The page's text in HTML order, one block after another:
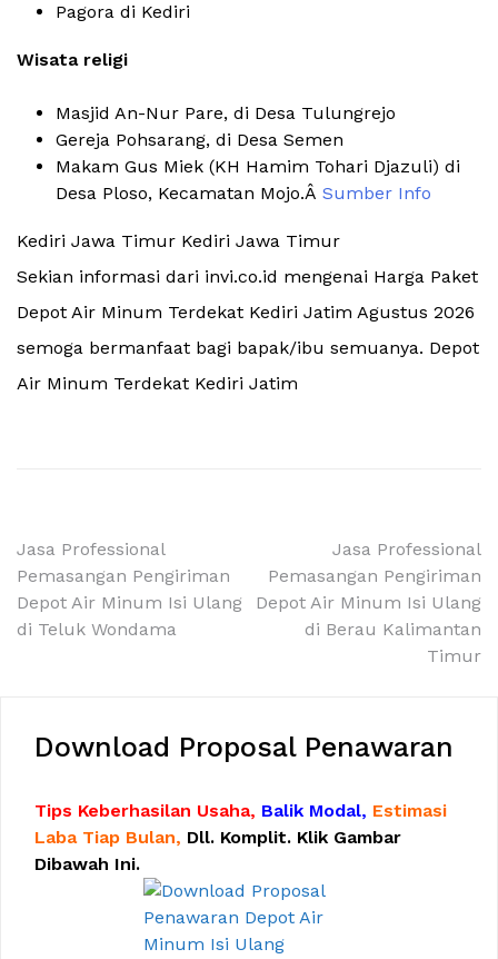
Pagora di Kediri
Wisata religi
Masjid An-Nur Pare, di Desa Tulungrejo
Gereja Pohsarang, di Desa Semen
Makam Gus Miek (KH Hamim Tohari Djazuli) di
Desa Ploso, Kecamatan Mojo.Â Sumber Info
Kediri Jawa Timur Kediri Jawa Timur
Sekian informasi dari invi.co.id mengenai Harga Paket
Depot Air Minum Terdekat Kediri Jatim Agustus 2026
semoga bermanfaat bagi bapak/ibu semuanya. Depot
Air Minum Terdekat Kediri Jatim
Navigasi
pos
Jasa Professional
Pemasangan Pengiriman
Depot Air Minum Isi Ulang
di Teluk Wondama
Jasa Professional
Pemasangan Pengiriman
Depot Air Minum Isi Ulang
di Berau Kalimantan
Timur
Download Proposal Penawaran
Tips Keberhasilan Usaha, Balik Modal, Estimasi
Laba Tiap Bulan, Dll. Komplit. Klik Gambar
Dibawah Ini.